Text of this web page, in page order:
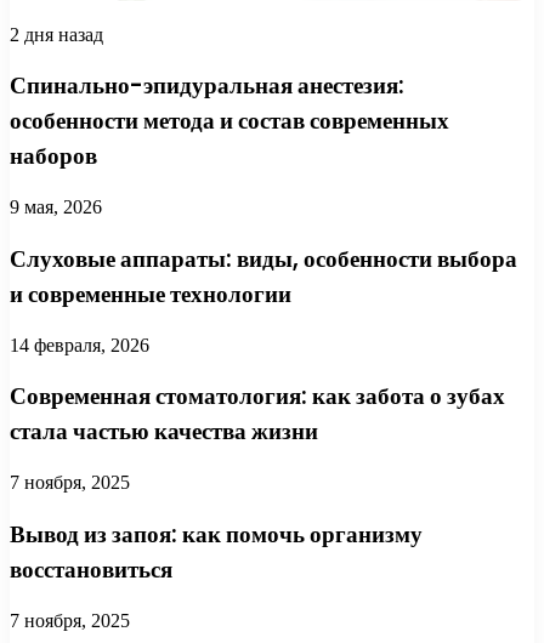
2 дня назад
Спинально-эпидуральная анестезия:
особенности метода и состав современных
наборов
9 мая, 2026
Слуховые аппараты: виды, особенности выбора
и современные технологии
14 февраля, 2026
Современная стоматология: как забота о зубах
стала частью качества жизни
7 ноября, 2025
Вывод из запоя: как помочь организму
восстановиться
7 ноября, 2025